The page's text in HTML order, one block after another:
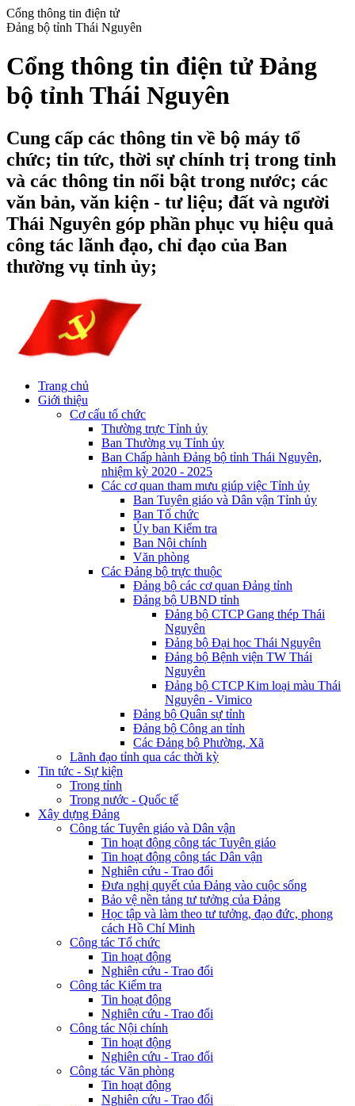
Cổng thông tin điện tử
Đảng bộ tỉnh Thái Nguyên
Cổng thông tin điện tử Đảng
bộ tỉnh Thái Nguyên
Cung cấp các thông tin về bộ máy tổ
chức; tin tức, thời sự chính trị trong tỉnh
và các thông tin nổi bật trong nước; các
văn bản, văn kiện - tư liệu; đất và người
Thái Nguyên góp phần phục vụ hiệu quả
công tác lãnh đạo, chỉ đạo của Ban
thường vụ tỉnh ủy;
Trang chủ
Giới thiệu
Cơ cấu tổ chức
Thường trực Tỉnh ủy
Ban Thường vụ Tỉnh ủy
Ban Chấp hành Đảng bộ tỉnh Thái Nguyên,
nhiệm kỳ 2020 - 2025
Các cơ quan tham mưu giúp việc Tỉnh ủy
Ban Tuyên giáo và Dân vận Tỉnh ủy
Ban Tổ chức
Ủy ban Kiểm tra
Ban Nội chính
Văn phòng
Các Đảng bộ trực thuộc
Đảng bộ các cơ quan Đảng tỉnh
Đảng bộ UBND tỉnh
Đảng bộ CTCP Gang thép Thái
Nguyên
Đảng bộ Đại học Thái Nguyên
Đảng bộ Bệnh viện TW Thái
Nguyên
Đảng bộ CTCP Kim loại màu Thái
Nguyên - Vimico
Đảng bộ Quân sự tỉnh
Đảng bộ Công an tỉnh
Các Đảng bộ Phường, Xã
Lãnh đạo tỉnh qua các thời kỳ
Tin tức - Sự kiện
Trong tỉnh
Trong nước - Quốc tế
Xây dựng Đảng
Công tác Tuyên giáo và Dân vận
Tin hoạt động công tác Tuyên giáo
Tin hoạt động công tác Dân vận
Nghiên cứu - Trao đổi
Đưa nghị quyết của Đảng vào cuộc sống
Bảo vệ nền tảng tư tưởng của Đảng
Học tập và làm theo tư tưởng, đạo đức, phong
cách Hồ Chí Minh
Công tác Tổ chức
Tin hoạt động
Nghiên cứu - Trao đổi
Công tác Kiểm tra
Tin hoạt động
Nghiên cứu - Trao đổi
Công tác Nội chính
Tin hoạt động
Nghiên cứu - Trao đổi
Công tác Văn phòng
Tin hoạt động
Nghiên cứu - Trao đổi